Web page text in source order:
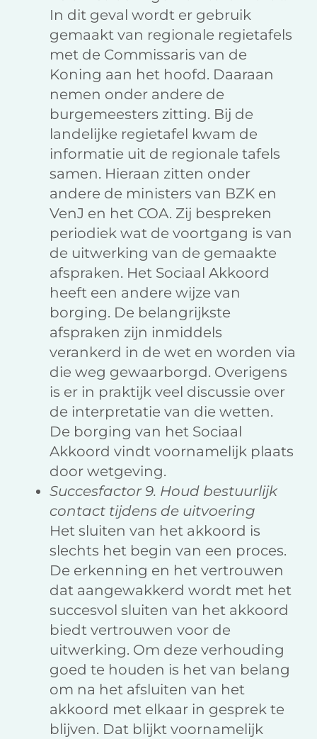
In dit geval wordt er gebruik
gemaakt van regionale regietafels
met de Commissaris van de
Koning aan het hoofd. Daaraan
nemen onder andere de
burgemeesters zitting. Bij de
landelijke regietafel kwam de
informatie uit de regionale tafels
samen. Hieraan zitten onder
andere de ministers van BZK en
VenJ en het COA. Zij bespreken
periodiek wat de voortgang is van
de uitwerking van de gemaakte
afspraken. Het Sociaal Akkoord
heeft een andere wijze van
borging. De belangrijkste
afspraken zijn inmiddels
verankerd in de wet en worden via
die weg gewaarborgd. Overigens
is er in praktijk veel discussie over
de interpretatie van die wetten.
De borging van het Sociaal
Akkoord vindt voornamelijk plaats
door wetgeving.
Succesfactor 9. Houd bestuurlijk
contact tijdens de uitvoering
Het sluiten van het akkoord is
slechts het begin van een proces.
De erkenning en het vertrouwen
dat aangewakkerd wordt met het
succesvol sluiten van het akkoord
biedt vertrouwen voor de
uitwerking. Om deze verhouding
goed te houden is het van belang
om na het afsluiten van het
akkoord met elkaar in gesprek te
blijven. Dat blijkt voornamelijk